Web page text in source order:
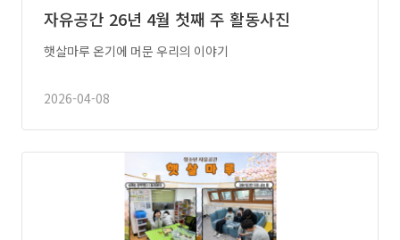
자유공간 26년 4월 첫째 주 활동사진
햇살마루 온기에 머문 우리의 이야기
2026-04-08